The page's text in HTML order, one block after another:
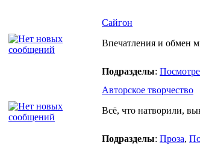
Сайгон
Впечатления и обмен
Подразделы:
Авторское творчество
Всё, что натворили,
Подразделы: Проза,